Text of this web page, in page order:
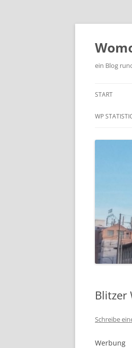
Zum
ein Blog
START
WP
Blitzer
Schreibe
Werbung